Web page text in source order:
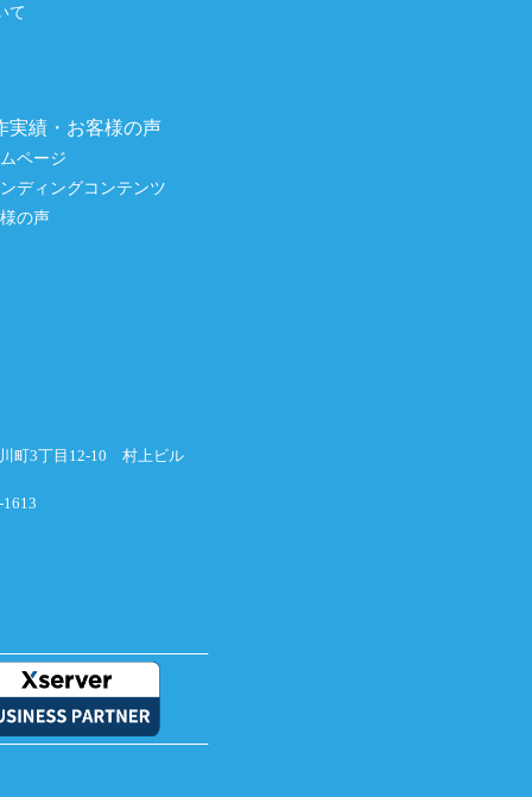
て
実績・お客様の声
ページ
ディングコンテンツ
の声
町3丁目12-10 村上ビル